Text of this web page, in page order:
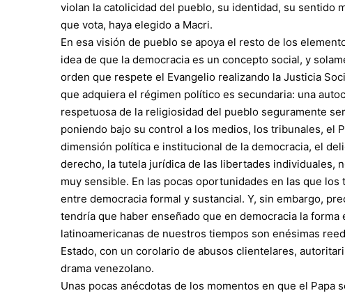
violan la catolicidad del pueblo, su identidad, su sentido
que vota, haya elegido a Macri.
En esa visión de pueblo se apoya el resto de los
idea de que la democracia es un concepto social, y
orden que respete el Evangelio realizando la Justicia
que adquiera el régimen político es secundaria: una
respetuosa de la religiosidad del pueblo seguramente
poniendo bajo su control a los medios, los tribunales, el
dimensión política e institucional de la democracia, el
derecho, la tutela jurídica de las libertades individuales,
muy sensible. En las pocas oportunidades en las que
entre democracia formal y sustancial. Y, sin embargo,
tendría que haber enseñado que en democracia la forma
latinoamericanas de nuestros tiempos son enésimas
Estado, con un corolario de abusos clientelares,
drama venezolano.
Unas pocas anécdotas de los momentos en que el